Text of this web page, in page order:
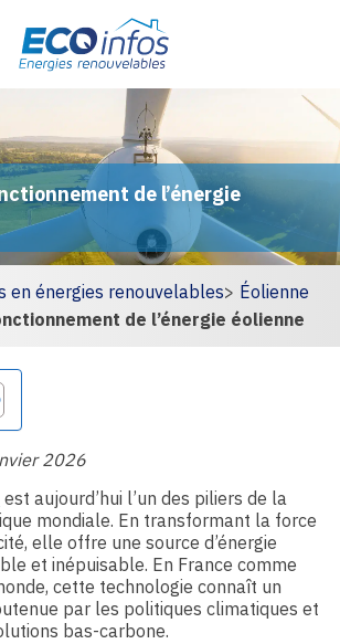
de l’énergie
en énergies renouvelables> Éolienne
de l’énergie éolienne
2026
est aujourd’hui l’un des piliers de la
mondiale. En transformant la force
elle offre une source d’énergie
et inépuisable. En France comme
cette technologie connaît un
par les politiques climatiques et
bas-carbone.